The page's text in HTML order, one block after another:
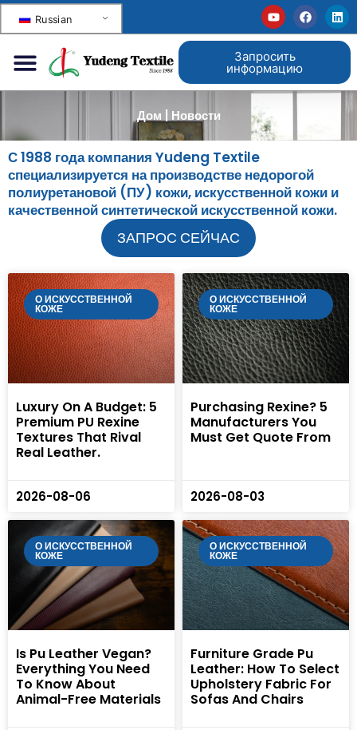
Russian
Запросить
информацию
Дом Новости
С 1988 года компания Yudeng Textile
специализируется на производстве недорогой
полиуретановой (ПУ) кожи, искусственной кожи и
качественной синтетической искусственной кожи.
ЗАПРОС СЕЙЧАС
О ИСКУССТВЕННОЙ
КОЖЕ
Luxury On A Budget: 5
Premium PU Rexine
Textures That Rival
Real Leather.
2026-08-06
О ИСКУССТВЕННОЙ
КОЖЕ
Purchasing Rexine? 5
Manufacturers You
Must Get Quote From
2026-08-03
О ИСКУССТВЕННОЙ
КОЖЕ
Is Pu Leather Vegan?
Everything You Need
To Know About
Animal-Free Materials
О ИСКУССТВЕННОЙ
КОЖЕ
Furniture Grade Pu
Leather: How To Select
Upholstery Fabric For
Sofas And Chairs